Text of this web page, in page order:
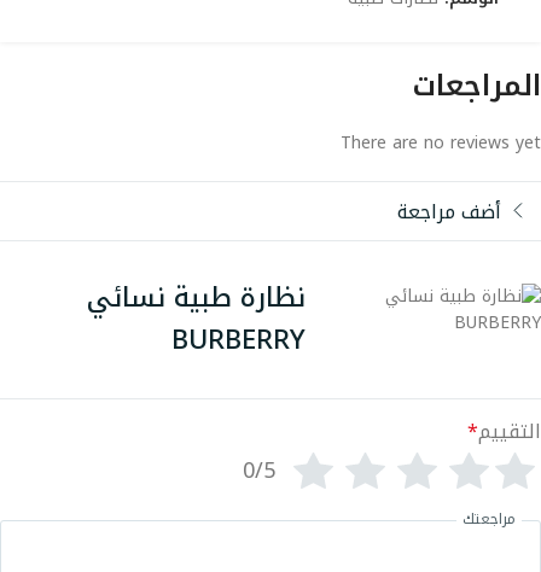
المراجعات
There are no reviews yet
أضف مراجعة
نظارة طبية نسائي
BURBERRY
التقييم*
0/5
مراجعتك